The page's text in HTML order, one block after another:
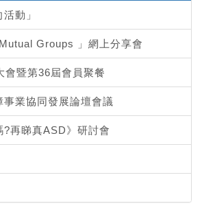
動」
Groups 」網上分享會
會暨第36屆會員聚餐
業協同發展論壇會議
?再睇真ASD》研討會